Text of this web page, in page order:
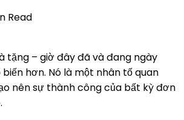
Read
tặng – giờ đây đã và đang ngày
hơn. Nó là một nhân tố quan
nên sự thành công của bất kỳ đơn